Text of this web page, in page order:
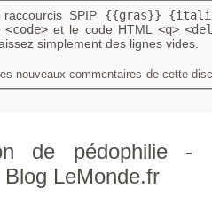
SPIP {{gras}}
<code>et le code HTML <q>
simplement des lignes vides.
nouveaux commentaires de cette
de pédophilie -
Blog LeMonde.fr